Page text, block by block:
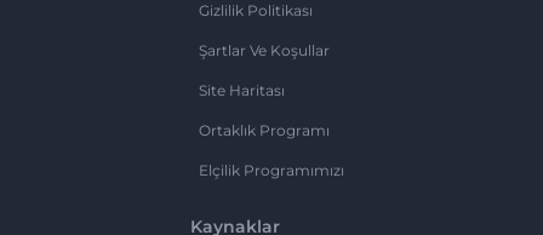
Gizlilik Politikası
Şartlar Ve Koşullar
Site Haritası
Ortaklık Programı
Elçilik Programımızı
Kaynaklar